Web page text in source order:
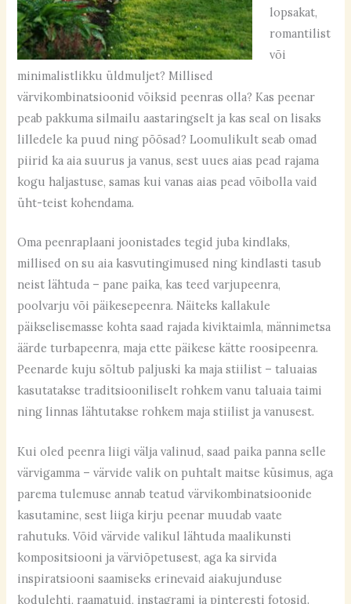
lopsakat,
romantilist
või
minimalistlikku üldmuljet? Millised
värvikombinatsioonid võiksid peenras olla? Kas peenar
peab pakkuma silmailu aastaringselt ja kas seal on lisaks
lilledele ka puud ning põõsad? Loomulikult seab omad
piirid ka aia suurus ja vanus, sest uues aias pead rajama
kogu haljastuse, samas kui vanas aias pead võibolla vaid
üht-teist kohendama.
Oma peenraplaani joonistades tegid juba kindlaks,
millised on su aia kasvutingimused ning kindlasti tasub
neist lähtuda – pane paika, kas teed varjupeenra,
poolvarju või päikesepeenra. Näiteks kallakule
päikselisemasse kohta saad rajada kiviktaimla, männimetsa
äärde turbapeenra, maja ette päikese kätte roosipeenra.
Peenarde kuju sõltub paljuski ka maja stiilist – taluaias
kasutatakse traditsiooniliselt rohkem vanu taluaia taimi
ning linnas lähtutakse rohkem maja stiilist ja vanusest.
Kui oled peenra liigi välja valinud, saad paika panna selle
värvigamma – värvide valik on puhtalt maitse küsimus, aga
parema tulemuse annab teatud värvikombinatsioonide
kasutamine, sest liiga kirju peenar muudab vaate
rahutuks. Võid värvide valikul lähtuda maalikunsti
kompositsiooni ja värviõpetusest, aga ka sirvida
inspiratsiooni saamiseks erinevaid aiakujunduse
kodulehti, raamatuid, instagrami ja pinteresti fotosid.